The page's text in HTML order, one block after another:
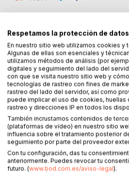
DESCRIPCIÓN
This workbook invites readers to
analysis, historical analysis and
the blank pages next to the artwork.
group or classroom setting. It can
for training in the English language
setting. You can add your answers
questions in the blank space.
.............
Napoleon Bonaparte (1769-1821)
even today, more than 200 years
Respetamos la protección de datos
En nuestro sitio web utilizamos cookies y
Algunas de ellas son esenciales y
utilizamos métodos de análisis (por
digitales y seguimiento del lado del
con que se visita nuestro sitio web y
tecnologías de rastreo con fines de
rastreo del lado del servidor, así como
puede implicar el uso de cookies, huellas
rastreo y direcciones IP en todos los
También incrustamos contenidos de
(plataformas de vídeo) en nuestro sitio
influencia sobre el tratamiento posterior
seguimiento por parte del proveedor
Con tu configuración, das tu
anteriormente. Puedes revocar tu
futuro. (www.bod.com.es/aviso-legal).